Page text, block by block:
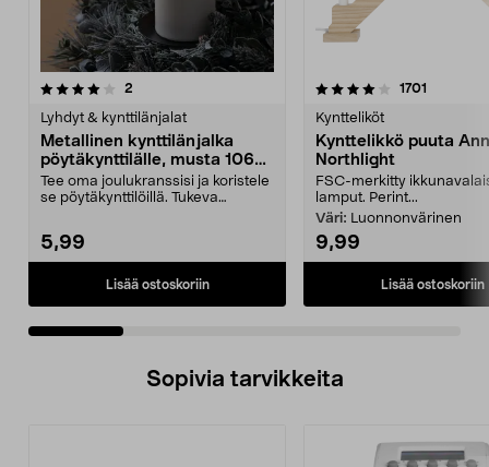
2
Lyhdyt & kynttilänjalat
Metallinen kynttilänjalka
pöytäkynttilälle, musta 106
mm
Tee oma joulukranssisi ja koristele
se pöytäkynttilöillä. Tukeva
5,99
Lisää ostoskoriin
4.0 viidestä
1701
Kyntteliköt
Kynttelikkö puuta
Northlight
FSC-merkitty
lamput. Perint...
Väri: Luonnonvärinen
9,99
Lisää ostoskoriin
4.5 viidestä
Sopivia tarvikkeita